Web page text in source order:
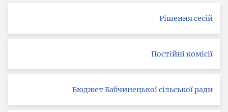
Рішення сесій
Постійні комісії
Бюджет Бабчинецької сільської ради